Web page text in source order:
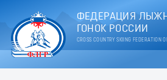
ФЕДЕРАЦИЯ
ГОНОК РОССИИ
CROSS COUNTRY SKIING FEDERATION